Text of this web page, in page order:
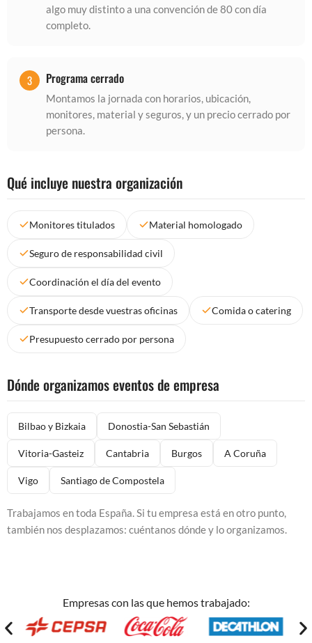
algo muy distinto a una convención de 80 con día
completo.
Programa cerrado
Montamos la jornada con horarios, ubicación,
monitores, material y seguros, y un precio cerrado por
persona.
Qué incluye nuestra organización
Monitores titulados Material homologado
Seguro de responsabilidad civil
Coordinación el día del evento
Transporte desde vuestras oficinas Comida o catering
Presupuesto cerrado por persona
Dónde organizamos eventos de empresa
Bilbao y Bizkaia Donostia-San Sebastián
Vitoria-Gasteiz Cantabria Burgos A Coruña
Vigo Santiago de Compostela
Trabajamos en toda España. Si tu empresa está en otro punto,
también nos desplazamos: cuéntanos dónde y lo organizamos.
Empresas con las que hemos trabajado: